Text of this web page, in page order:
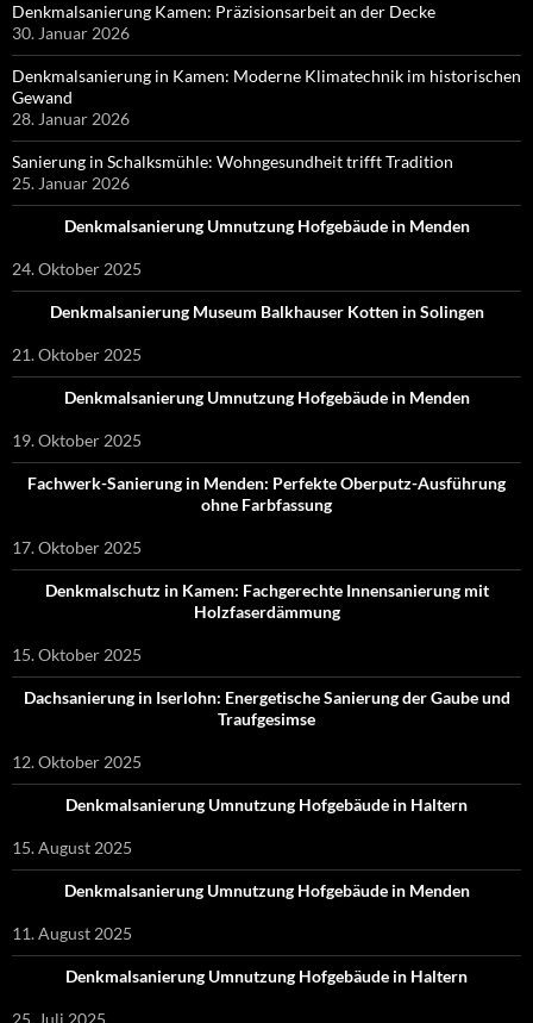
Denkmalsanierung Kamen: Präzisionsarbeit an der Decke
30. Januar 2026
Denkmalsanierung in Kamen: Moderne Klimatechnik im historischen
Gewand
28. Januar 2026
Sanierung in Schalksmühle: Wohngesundheit trifft Tradition
25. Januar 2026
Denkmalsanierung Umnutzung Hofgebäude in Menden
24. Oktober 2025
Denkmalsanierung Museum Balkhauser Kotten in Solingen
21. Oktober 2025
Denkmalsanierung Umnutzung Hofgebäude in Menden
19. Oktober 2025
Fachwerk-Sanierung in Menden: Perfekte Oberputz-Ausführung
ohne Farbfassung
17. Oktober 2025
Denkmalschutz in Kamen: Fachgerechte Innensanierung mit
Holzfaserdämmung
15. Oktober 2025
Dachsanierung in Iserlohn: Energetische Sanierung der Gaube und
Traufgesimse
12. Oktober 2025
Denkmalsanierung Umnutzung Hofgebäude in Haltern
15. August 2025
Denkmalsanierung Umnutzung Hofgebäude in Menden
11. August 2025
Denkmalsanierung Umnutzung Hofgebäude in Haltern